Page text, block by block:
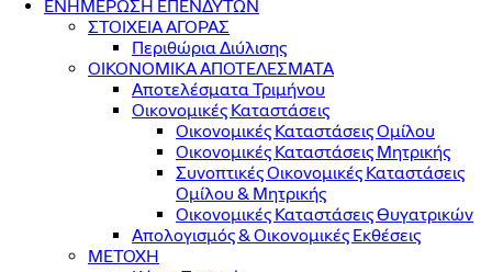
ΕΝΗΜΕΡΩΣΗ ΕΠΕΝΔΥΤΩΝ
ΣΤΟΙΧΕΙΑ ΑΓΟΡΑΣ
Περιθώρια Διύλισης
ΟΙΚΟΝΟΜΙΚΑ ΑΠΟΤΕΛΕΣΜΑΤΑ
Αποτελέσματα Τριμήνου
Οικονομικές Καταστάσεις
Οικονομικές Καταστάσεις Ομίλου
Οικονομικές Καταστάσεις Μητρικής
Συνοπτικές Οικονομικές Καταστάσεις
Ομίλου & Μητρικής
Οικονομικές Καταστάσεις Θυγατρικών
Απολογισμός & Οικονομικές Εκθέσεις
ΜΕΤΟΧΗ